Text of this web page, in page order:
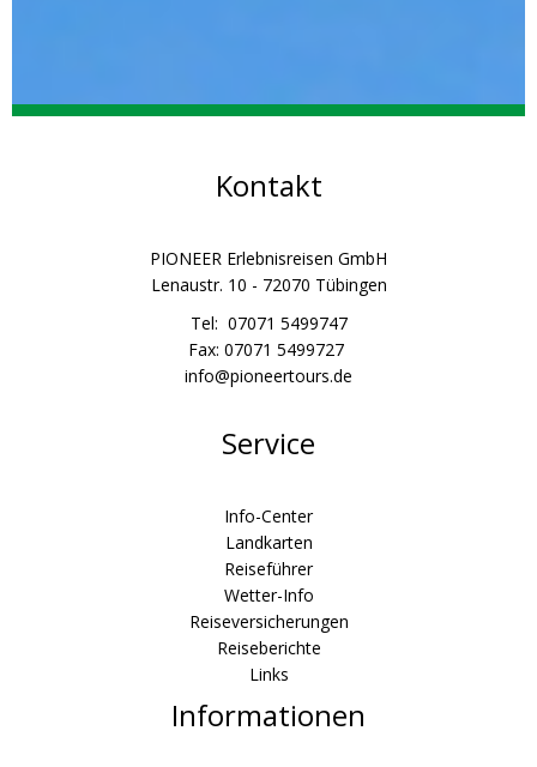
Kontakt
PIONEER Erlebnisreisen GmbH
Lenaustr. 10 - 72070 Tübingen
Tel: 07071 5499747
Fax: 07071 5499727
info@pioneertours.de
Service
Info-Center
Landkarten
Reiseführer
Wetter-Info
Reiseversicherungen
Reiseberichte
Links
Informationen